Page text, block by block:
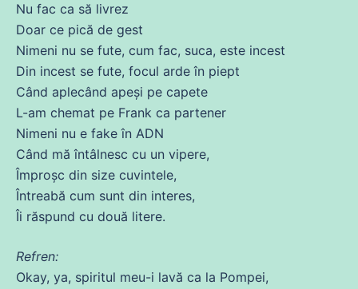
Nu fac ca să livrez
Doar ce pică de gest
Nimeni nu se fute, cum fac, suca, este incest
Din incest se fute, focul arde în piept
Când aplecând apeși pe capete
L-am chemat pe Frank ca partener
Nimeni nu e fake în ADN
Când mă întâlnesc cu un vipere,
Împroșc din size cuvintele,
Întreabă cum sunt din interes,
Îi răspund cu două litere.
Refren:
Okay, ya, spiritul meu-i lavă ca la Pompei,